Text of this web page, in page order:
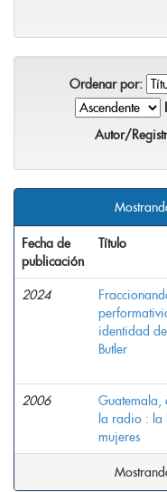
Ordenar por:
Autor/
Fecha de
publicación
Título
2024
identidad
Butler
2006
Guatemala,
la radio : la
mujeres